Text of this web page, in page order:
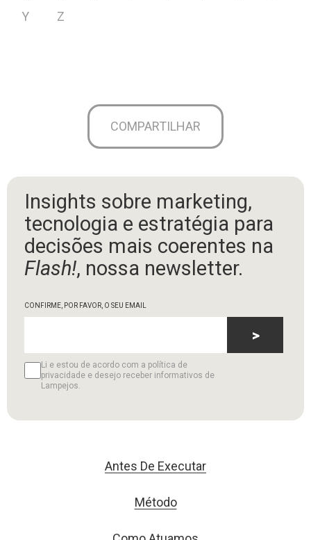
Y
Z
COMPARTILHAR
Insights sobre marketing,
tecnologia e estratégia para
decisões mais coerentes na
Flash!, nossa newsletter.
CONFIRME, POR FAVOR, O SEU EMAIL
Li e estou de acordo com a política de
privacidade e desejo receber informativos de
Lampejos.
>
Antes De Executar
Método